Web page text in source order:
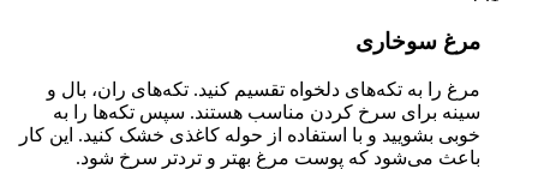
مرغ سوخاری
مرغ را به تکه‌های دلخواه تقسیم کنید. تکه‌های ران، بال و
سینه برای سرخ کردن مناسب هستند. سپس تکه‌ها را به
خوبی بشویید و با استفاده از حوله کاغذی خشک کنید. این کار
باعث می‌شود که پوست مرغ بهتر و تردتر سرخ شود.